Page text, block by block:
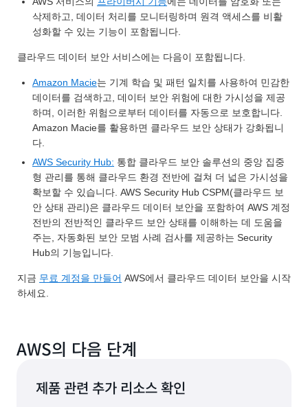
삭제하고, 데이터 처리를 모니터링하며 원격 액세스를 비활
성화할 수 있는 기능이 포함됩니다.
클라우드 데이터 보안 서비스에는 다음이 포함됩니다.
Amazon Macie는 기계 학습 및 패턴 일치를 사용하여 민감한
데이터를 검색하고, 데이터 보안 위험에 대한 가시성을 제공
하며, 이러한 위험으로부터 데이터를 자동으로 보호합니다.
Amazon Macie를 활용하면 클라우드 보안 상태가 강화됩니
다.
AWS Security Hub: 통합 클라우드 보안 솔루션의 중앙 집중
형 관리를 통해 클라우드 환경 전반에 걸쳐 더 넓은 가시성을
확보할 수 있습니다. AWS Security Hub CSPM(클라우드 보
안 상태 관리)은 클라우드 데이터 보안을 포함하여 AWS 계정
전반의 전반적인 클라우드 보안 상태를 이해하는 데 도움을
주는, 자동화된 보안 모범 사례 검사를 제공하는 Security
Hub의 기능입니다.
지금 무료 계정을 만들어 AWS에서 클라우드 데이터 보안을 시작
하세요.
AWS의 다음 단계
제품 관련 추가 리소스 확인